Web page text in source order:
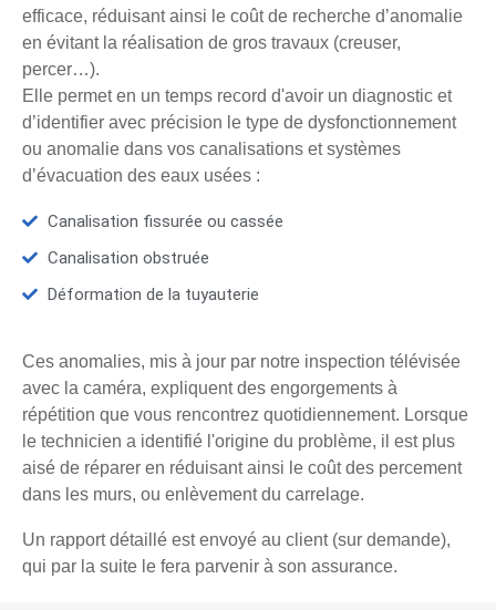
efficace, réduisant ainsi le coût de recherche d’anomalie
en évitant la réalisation de gros travaux (creuser,
percer…).
Elle permet en un temps record d'avoir un diagnostic et
d’identifier avec précision le type de dysfonctionnement
ou anomalie dans vos canalisations et systèmes
d’évacuation des eaux usées :
Canalisation fissurée ou cassée
Canalisation obstruée
Déformation de la tuyauterie
Ces anomalies, mis à jour par notre inspection télévisée
avec la caméra, expliquent des engorgements à
répétition que vous rencontrez quotidiennement. Lorsque
le technicien a identifié l'origine du problème, il est plus
aisé de réparer en réduisant ainsi le coût des percement
dans les murs, ou enlèvement du carrelage.
Un rapport détaillé est envoyé au client (sur demande),
qui par la suite le fera parvenir à son assurance.